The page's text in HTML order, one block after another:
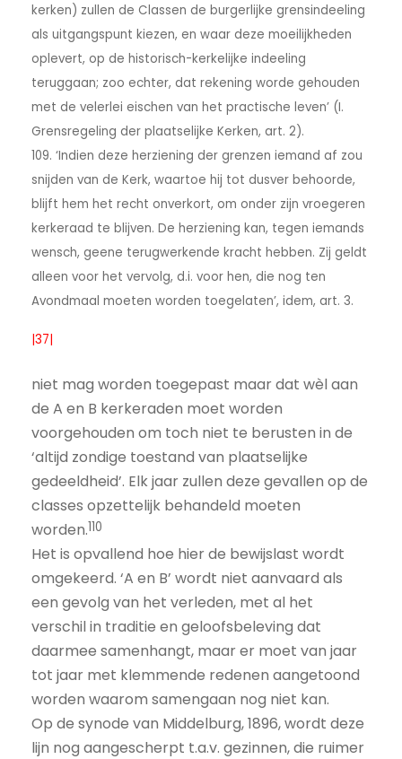
kerken) zullen de Classen de burgerlijke grensindeeling
als uitgangspunt kiezen, en waar deze moeilijkheden
oplevert, op de historisch-kerkelijke indeeling
teruggaan; zoo echter, dat rekening worde gehouden
met de velerlei eischen van het practische leven’ (I.
Grensregeling der plaatselijke Kerken, art. 2).
109. ‘Indien deze herziening der grenzen iemand af zou
snijden van de Kerk, waartoe hij tot dusver behoorde,
blijft hem het recht onverkort, om onder zijn vroegeren
kerkeraad te blijven. De herziening kan, tegen iemands
wensch, geene terugwerkende kracht hebben. Zij geldt
alleen voor het vervolg, d.i. voor hen, die nog ten
Avondmaal moeten worden toegelaten’, idem, art. 3.
|37|
niet mag worden toegepast maar dat wèl aan
de A en B kerkeraden moet worden
voorgehouden om toch niet te berusten in de
‘altijd zondige toestand van plaatselijke
gedeeldheid’. Elk jaar zullen deze gevallen op de
classes opzettelijk behandeld moeten
worden.110
Het is opvallend hoe hier de bewijslast wordt
omgekeerd. ‘A en B’ wordt niet aanvaard als
een gevolg van het verleden, met al het
verschil in traditie en geloofsbeleving dat
daarmee samenhangt, maar er moet van jaar
tot jaar met klemmende redenen aangetoond
worden waarom samengaan nog niet kan.
Op de synode van Middelburg, 1896, wordt deze
lijn nog aangescherpt t.a.v. gezinnen, die ruimer